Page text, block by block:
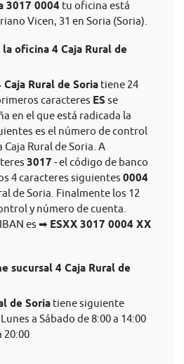
3017 0004 tu oficina está
Vicen, 31 en Soria (Soria).
la oficina 4 Caja Rural de
Rural de Soria tiene 24
caracteres ES se
en el que está radicada la
es el número de control
Rural de Soria. A
3017 - el código de banco
4 caracteres siguientes 0004
de Soria. Finalmente los 12
y número de cuenta.
es ➡ ESXX 3017 0004 XX
sucursal 4 Caja Rural de
de Soria tiene siguiente
a Sábado de 8:00 a 14:00
20:00